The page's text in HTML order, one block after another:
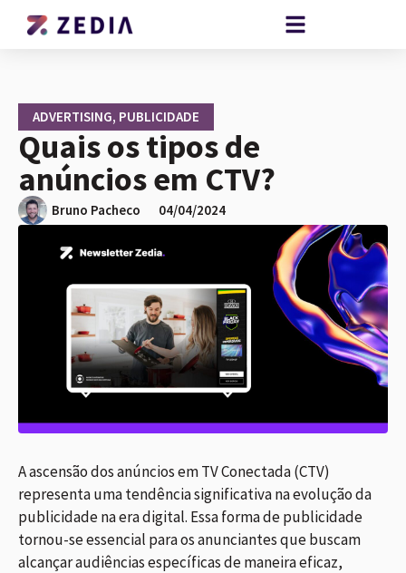
ADVERTISING, PUBLICIDADE
Quais os tipos de
anúncios em CTV?
Bruno Pacheco 04/04/2024
A ascensão dos anúncios em TV Conectada (CTV)
representa uma tendência significativa na evolução da
publicidade na era digital. Essa forma de publicidade
tornou-se essencial para os anunciantes que buscam
alcançar audiências específicas de maneira eficaz,